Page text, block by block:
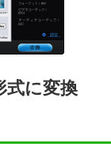
式に変換